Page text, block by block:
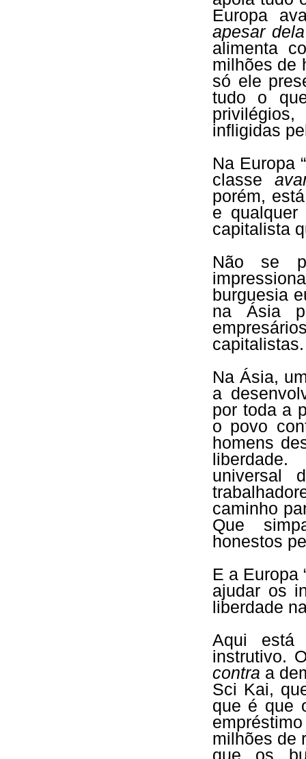
Europa
apesar dela
alimenta
milhões de
só ele
tudo o
infligidas
Na Europa
classe
porém,
e qualquer
capitalista
Não se
burguesia
na Ásia
capitalistas.
Na Ásia,
a
por toda a
o povo
homens
universal
caminho
Que
honestos
E a Europa
ajudar os
liberdade
Aqui está
instrutivo.
contra a
Sci Kai,
que é que
milhões de
que os